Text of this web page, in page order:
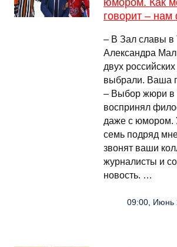
юмором. Как
говорит –
– В Зал славы в
Александра
двух
выбрали. Ваша
– Выбор жюри в
воспринял
даже с юмором.
семь подряд
звонят ваши
журналисты и
новость. …
09:00, Июнь